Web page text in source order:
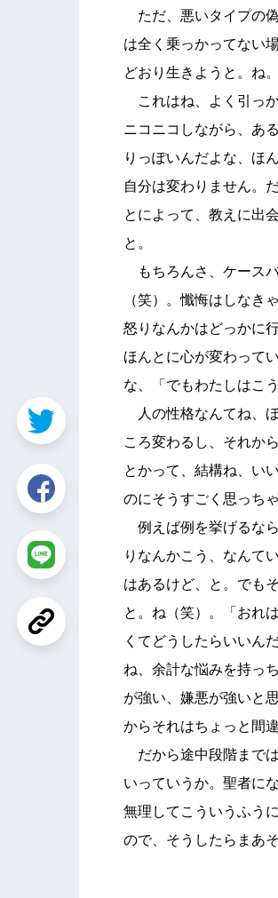
ただ、悪いタイプの
は全く乗っかってない
どおり生きようと。ね
これはね、よく引っ
ニコニコしながら、あ
りっぽいんだよな、ほ
自分は変わりません。
とによって、教えに出
と。
もちろんさ、ケース
（笑）。懺悔はしなき
怒りなんかはどっかに
ほんとに心が変わって
な、「でもわたしはこ
人の性格なんてね、
ころ変わるし、それか
とかって、結構ね、い
のにそうすごく思っち
例えば例を挙げるな
りなんかこう、なんて
はあるけど、と。でも
と。ね（笑）。「おれ
くてどうしたらいいん
ね、余計な悩みを持っ
が強い、嫌悪が強いと
からそれはちょっと間
だから途中段階まで
いっていうか。聖者に
無理してこういうふう
ので、そうしたらまあ